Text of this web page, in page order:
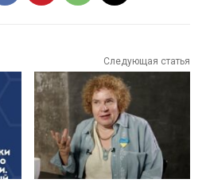
Следующая статья